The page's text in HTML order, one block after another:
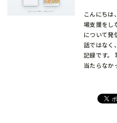
こんにちは
場支援をし
について発
話ではなく
記録です。
当たらなか